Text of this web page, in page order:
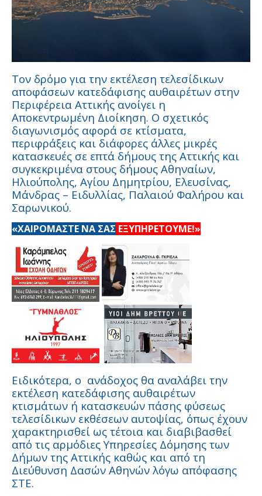
Τον δρόμο για την εκτέλεση τελεσίδικων
αποφάσεων κατεδάφισης αυθαιρέτων στην
Περιφέρεια Αττικής ανοίγει η
Αποκεντρωμένη Διοίκηση. Ο σχετικός
διαγωνισμός αφορά σε κτίσματα,
περιφράξεις και διάφορες άλλες μικρές
κατασκευές σε επτά δήμους της Αττικής και
συγκεκριμένα στους δήμους Αθηναίων,
Ηλιούπολης, Αγίου Δημητρίου, Ελευσίνας,
Μάνδρας – Ειδυλλίας, Παλαιού Φαλήρου και
Σαρωνικού.
«ΧΑΙΡΟΜΑΣΤΕ ΝΑ ΣΑΣ ΕΞΥΠΗΡΕΤΟΥΜΕ!»
Ειδικότερα, ο ανάδοχος θα αναλάβει την
εκτέλεση κατεδάφισης αυθαιρέτων
κτισμάτων ή κατασκευών πάσης φύσεως
τελεσίδικων εκθέσεων αυτοψίας, όπως έχουν
χαρακτηρισθεί ως τέτοια και διαβιβασθεί
από τις αρμόδιες Υπηρεσίες Δόμησης των
Δήμων της Αττικής καθώς και από τη
Διεύθυνση Δασών Αθηνών λόγω απόφασης
ΣΤΕ.